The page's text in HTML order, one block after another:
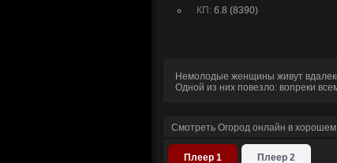
КП: 6.8 (8390)
Немолодые женщины живут
Одной из них повезло: вопреки
Смотреть Огород онлайн в хорошем
Плеер 1 Плеер 2